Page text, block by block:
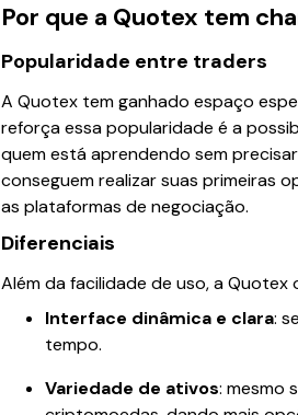
Por que a Quotex tem
Popularidade entre traders
A Quotex tem ganhado espaço
reforça essa popularidade é a
quem está aprendendo sem
conseguem realizar suas primeiras
as plataformas de negociação.
Diferenciais
Além da facilidade de uso, a
Interface dinâmica e clara:
tempo.
Variedade de ativos: mesmo